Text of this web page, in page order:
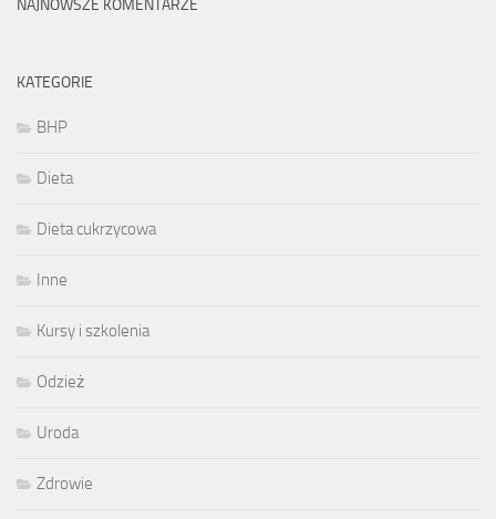
NAJNOWSZE KOMENTARZE
KATEGORIE
BHP
Dieta
Dieta cukrzycowa
Inne
Kursy i szkolenia
Odzież
Uroda
Zdrowie